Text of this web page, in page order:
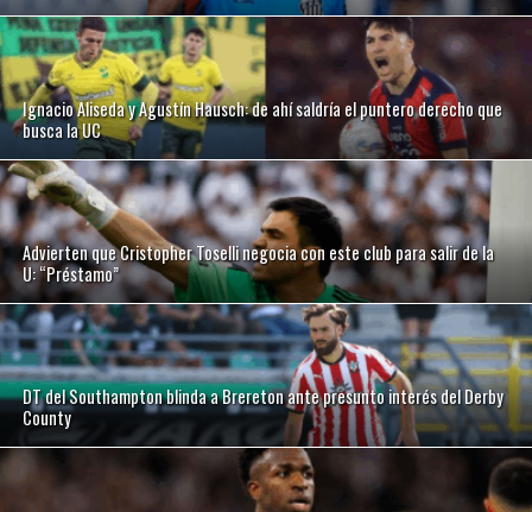
Ignacio Aliseda y Agustín Hausch: de ahí saldría el puntero derecho que
busca la UC
Advierten que Cristopher Toselli negocia con este club para salir de la
U: “Préstamo”
DT del Southampton blinda a Brereton ante presunto interés del Derby
County